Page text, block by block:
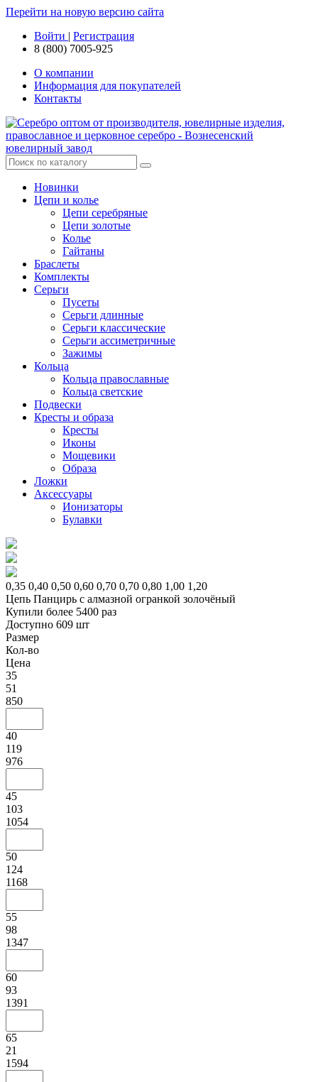
Перейти на новую версию сайта
Войти | Регистрация
8 (800) 7005-925
О компании
Информация для покупателей
Контакты
Новинки
Цепи и колье
Цепи серебряные
Цепи золотые
Колье
Гайтаны
Браслеты
Комплекты
Серьги
Пусеты
Серьги длинные
Серьги классические
Серьги ассиметричные
Зажимы
Кольца
Кольца православные
Кольца светские
Подвески
Кресты и образа
Кресты
Иконы
Мощевики
Образа
Ложки
Аксессуары
Ионизаторы
Булавки
0,35 0,40 0,50 0,60 0,70 0,70 0,80 1,00 1,20
Цепь Панцирь с алмазной огранкой золочёный
Купили более 5400 раз
Доступно 609 шт
Размер
Кол-во
Цена
35
51
850
40
119
976
45
103
1054
50
124
1168
55
98
1347
60
93
1391
65
21
1594